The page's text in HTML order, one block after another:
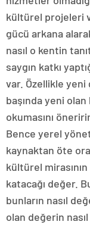
kültürel projeleri
gücü arkana
nasıl o kentin
saygın katkı
var. Özellikle
başında yeni olan
okumasını
Bence yerel
kaynaktan öte
kültürel
katacağı değer.
bunların nasıl
olan değerin